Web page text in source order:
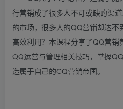
行营销成了很多人不可或缺的渠
的市场，很多人的QQ营销却达不
高效利用？本课程分享了QQ营销
QQ运营与管理相关技巧，掌握
造属于自己的QQ营销帝国。